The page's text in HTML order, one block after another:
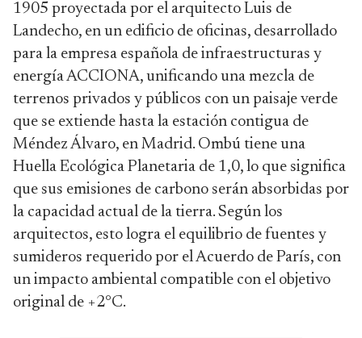
1905 proyectada por el arquitecto Luis de
Landecho, en un edificio de oficinas, desarrollado
para la empresa española de infraestructuras y
energía ACCIONA, unificando una mezcla de
terrenos privados y públicos con un paisaje verde
que se extiende hasta la estación contigua de
Méndez Álvaro, en Madrid. Ombú tiene una
Huella Ecológica Planetaria de 1,0, lo que significa
que sus emisiones de carbono serán absorbidas por
la capacidad actual de la tierra. Según los
arquitectos, esto logra el equilibrio de fuentes y
sumideros requerido por el Acuerdo de París, con
un impacto ambiental compatible con el objetivo
original de +2°C.